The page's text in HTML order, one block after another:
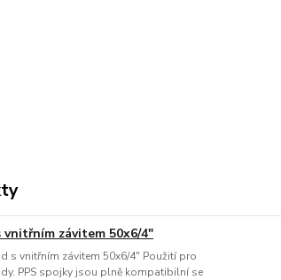
vnitřním závitem 50x6/4"
s vnitřním závitem 50x6/4" Použití pro
PPS spojky jsou plně kompatibilní se